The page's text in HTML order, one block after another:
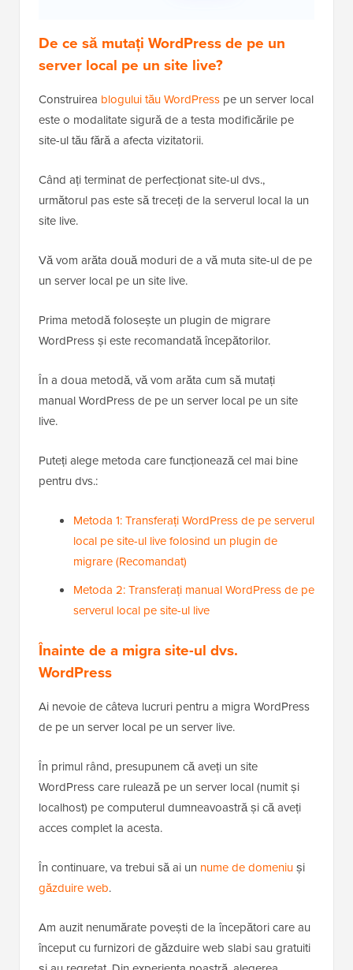
De ce să mutați WordPress de pe un
server local pe un site live?
Construirea blogului tău WordPress pe un server local
este o modalitate sigură de a testa modificările pe
site-ul tău fără a afecta vizitatorii.
Când ați terminat de perfecționat site-ul dvs.,
următorul pas este să treceți de la serverul local la un
site live.
Vă vom arăta două moduri de a vă muta site-ul de pe
un server local pe un site live.
Prima metodă folosește un plugin de migrare
WordPress și este recomandată începătorilor.
În a doua metodă, vă vom arăta cum să mutați
manual WordPress de pe un server local pe un site
live.
Puteți alege metoda care funcționează cel mai bine
pentru dvs.:
Metoda 1: Transferați WordPress de pe serverul
local pe site-ul live folosind un plugin de
migrare (Recomandat)
Metoda 2: Transferați manual WordPress de pe
serverul local pe site-ul live
Înainte de a migra site-ul dvs.
WordPress
Ai nevoie de câteva lucruri pentru a migra WordPress
de pe un server local pe un server live.
În primul rând, presupunem că aveți un site
WordPress care rulează pe un server local (numit și
localhost) pe computerul dumneavoastră și că aveți
acces complet la acesta.
În continuare, va trebui să ai un nume de domeniuși
găzduire web.
Am auzit nenumărate povești de la începători care au
început cu furnizori de găzduire web slabi sau gratuiti